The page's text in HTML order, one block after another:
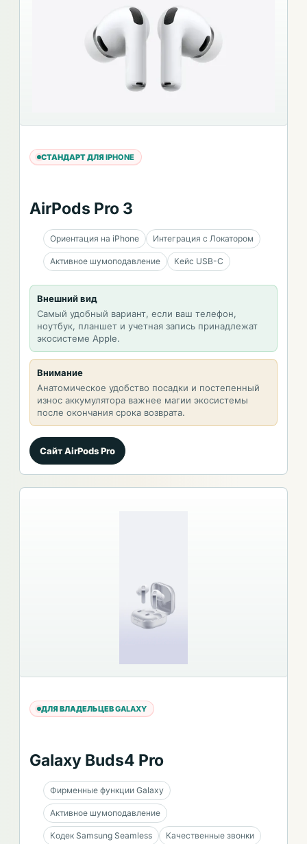
СТАНДАРТ ДЛЯ IPHONE
AirPods Pro 3
Ориентация на iPhone Интеграция с Локатором
Активное шумоподавление Кейс USB-C
Внешний вид
Самый удобный вариант, если ваш телефон,
ноутбук, планшет и учетная запись принадлежат
экосистеме Apple.
Внимание
Анатомическое удобство посадки и постепенный
износ аккумулятора важнее магии экосистемы
после окончания срока возврата.
Сайт AirPods Pro
ДЛЯ ВЛАДЕЛЬЦЕВ GALAXY
Galaxy Buds4 Pro
Фирменные функции Galaxy
Активное шумоподавление
Кодек Samsung Seamless Качественные звонки